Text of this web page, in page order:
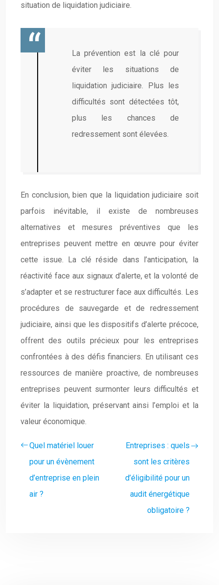
situation de liquidation judiciaire.
La prévention est la clé pour
éviter les situations de
liquidation judiciaire. Plus les
difficultés sont détectées tôt,
plus les chances de
redressement sont élevées.
En conclusion, bien que la liquidation judiciaire soit
parfois inévitable, il existe de nombreuses
alternatives et mesures préventives que les
entreprises peuvent mettre en œuvre pour éviter
cette issue. La clé réside dans l’anticipation, la
réactivité face aux signaux d’alerte, et la volonté de
s’adapter et se restructurer face aux difficultés. Les
procédures de sauvegarde et de redressement
judiciaire, ainsi que les dispositifs d’alerte précoce,
offrent des outils précieux pour les entreprises
confrontées à des défis financiers. En utilisant ces
ressources de manière proactive, de nombreuses
entreprises peuvent surmonter leurs difficultés et
éviter la liquidation, préservant ainsi l’emploi et la
valeur économique.
Quel matériel louer
pour un évènement
d’entreprise en plein
air ?
Entreprises : quels
sont les critères
d’éligibilité pour un
audit énergétique
obligatoire ?